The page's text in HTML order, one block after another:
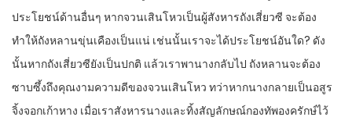
ประโยชน์ด้านอื่นๆ หากจวนเสินโหวเป็นผู้สังหารถังเสี่ยวซี จะต้อง
ทำให้ถังหลานขุ่นเคืองเป็นแน่ เช่นนั้นเราจะได้ประโยชน์อันใด? ดัง
นั้นหากถังเสี่ยวซียังเป็นปกติ แล้วเราพานางกลับไป ถังหลานจะต้อง
ซาบซึ้งถึงคุณงามความดีของจวนเสินโหว ทว่าหากนางกลายเป็นอสูร
จิ้งจอกเก้าหาง เมื่อเราสังหารนางและทิ้งสัญลักษณ์กองทัพองครักษ์ไว้